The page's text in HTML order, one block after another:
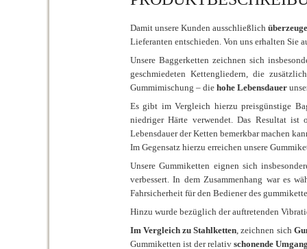
Damit unsere Kunden ausschließlich
Lieferanten entschieden. Von uns erhalten Sie
Unsere Baggerketten zeichnen sich
geschmiedeten Kettengliedern, die
Gummimischung – die hohe Lebensdauer
Es gibt im Vergleich hierzu preisgünstige
niedriger Härte verwendet. Das Resultat ist
Lebensdauer der Ketten bemerkbar machen
Im Gegensatz hierzu erreichen unsere
Unsere Gummiketten eignen sich
verbessert. In dem Zusammenhang war es
Fahrsicherheit für den Bediener des
Hinzu wurde bezüglich der auftretenden
Im Vergleich zu Stahlketten, zeichnen sich
Gummiketten ist der relativ schonende